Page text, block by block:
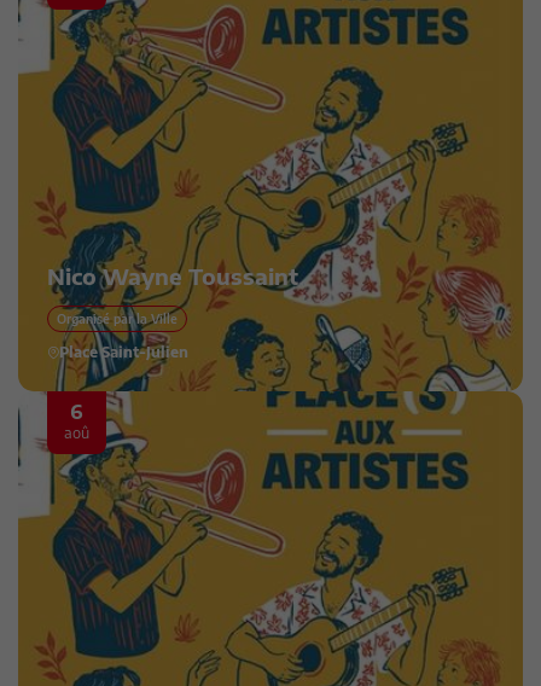
Nico Wayne Toussaint
Organisé par la Ville
Place Saint-Julien
6
aoû